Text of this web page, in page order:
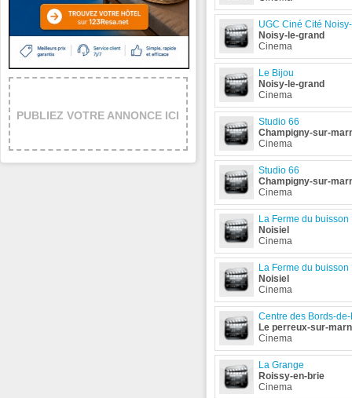
UGC Ciné Cité
Noisy-le-grand
Cinema
Le Bijou
Noisy-le-grand
Cinema
Studio 66
Champigny-sur-
Cinema
Studio 66
Champigny-sur-
Cinema
La Ferme du buisson
Noisiel
Cinema
La Ferme du buisson
Noisiel
Cinema
Centre des Bords-
Le perreux-sur-
Cinema
La Grange
Roissy-en-brie
Cinema
PUBLIEZ VOTRE ANNONCE ICI